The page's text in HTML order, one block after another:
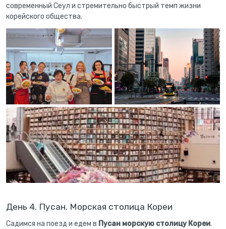
современный Сеул и стремительно быстрый темп жизни
корейского общества.
День 4. Пусан. Морская столица Кореи
Садимся на поезд и едем в Пусан морскую столицу Кореи.